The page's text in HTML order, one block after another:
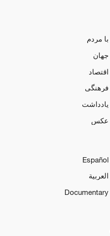
با مردم
جهان
اقتصاد
فرهنگی
یادداشت
عکس
Español
العربية
Documentary